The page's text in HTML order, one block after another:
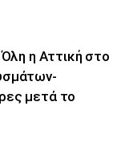
η Αττική στο
μετά το